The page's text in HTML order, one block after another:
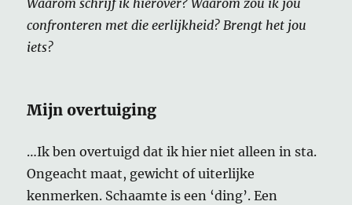
Waarom schrijf ik hierover? Waarom zou ik jou
confronteren met die eerlijkheid? Brengt het jou
iets?
Mijn overtuiging
…Ik ben overtuigd dat ik hier niet alleen in sta.
Ongeacht maat, gewicht of uiterlijke
kenmerken. Schaamte is een ‘ding’. Een